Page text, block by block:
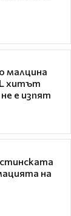
малцина
хитът
е изпят
на